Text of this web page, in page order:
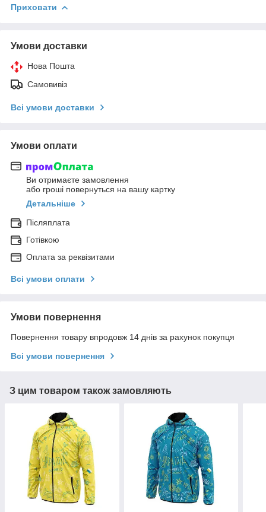
Приховати
Умови доставки
Нова Пошта
Самовивіз
Всі умови доставки
Умови оплати
Ви отримаєте замовлення
або гроші повернуться на вашу картку
Детальніше
Післяплата
Готівкою
Оплата за реквізитами
Всі умови оплати
Умови повернення
Повернення товару впродовж 14 днів за рахунок покупця
Всі умови повернення
З цим товаром також замовляють